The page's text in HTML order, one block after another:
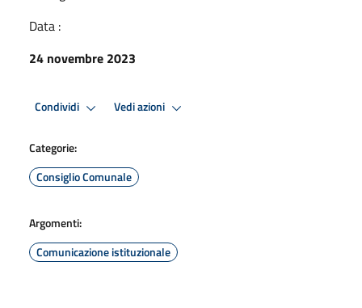
Data :
24 novembre 2023
Condividi Vedi azioni
Categorie:
Consiglio Comunale
Argomenti:
Comunicazione istituzionale